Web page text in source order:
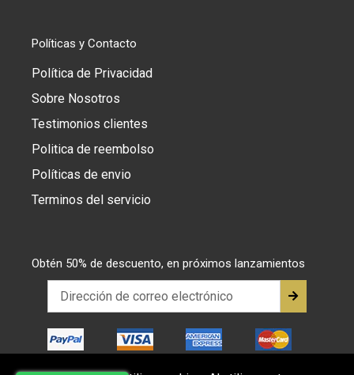
Políticas y Contacto
Política de Privacidad
Sobre Nosotros
Testimonios clientes
Politica de reembolso
Políticas de envio
Terminos del servicio
Obtén 50% de descuento, en próximos lanzamientos